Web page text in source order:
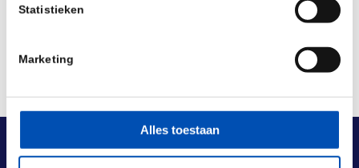
Statistieken
Marketing
Alles toestaan